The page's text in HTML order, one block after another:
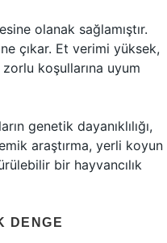
olanak sağlamıştır.
çıkar. Et verimi yüksek,
koşullarına uyum
genetik dayanıklılığı,
araştırma, yerli koyun
bir hayvancılık
DENGE